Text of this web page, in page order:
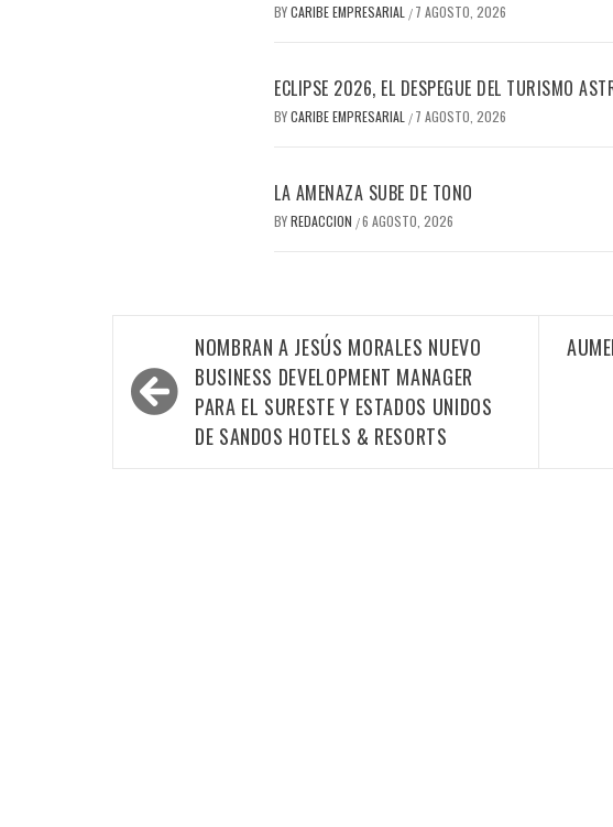
BYCARIBE EMPRESARIAL / 7 AGOSTO, 2026
ECLIPSE 2026, EL DESPEGUE DEL TURISMO
BYCARIBE EMPRESARIAL / 7 AGOSTO, 2026
LA AMENAZA SUBE DE TONO
BYREDACCION /6 AGOSTO, 2026
Navegación
de
entradas
NOMBRAN A JESÚS MORALES NUEVO
BUSINESS DEVELOPMENT MANAGER
PARA EL SURESTE Y ESTADOS UNIDOS
DE SANDOS HOTELS & RESORTS